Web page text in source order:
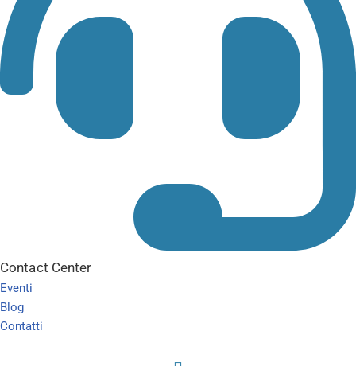
Contact Center
Eventi
Blog
Contatti